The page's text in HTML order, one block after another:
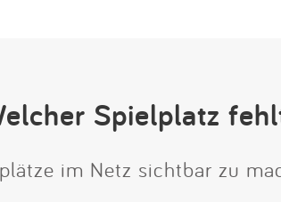
Spielplatz
im Netz sichtbar zu